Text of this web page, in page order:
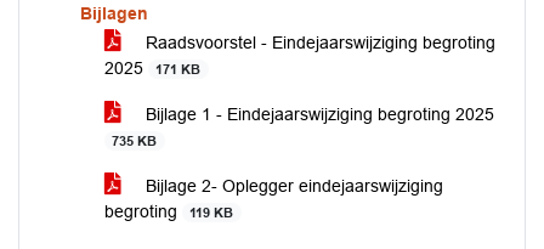
Bijlagen
Raadsvoorstel - Eindejaarswijziging begroting
2025
171 KB
Bijlage 1 - Eindejaarswijziging begroting 2025
735 KB
Bijlage 2- Oplegger eindejaarswijziging
begroting
119 KB